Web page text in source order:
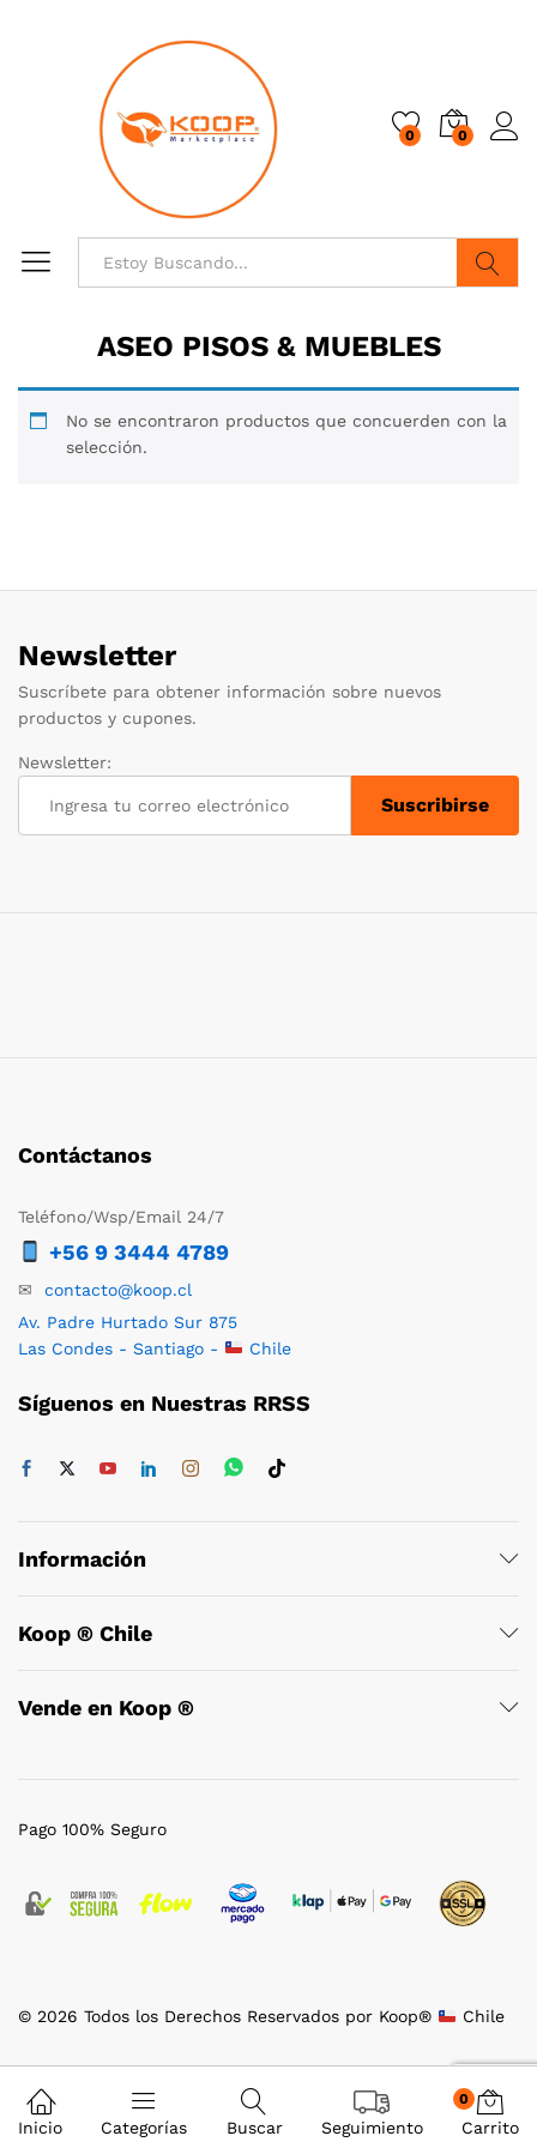
0 0
ASEO PISOS & MUEBLES
No se encontraron productos que concuerden con la
selección.
Newsletter
Suscríbete para obtener información sobre nuevos
productos y cupones.
Newsletter:
Contáctanos
Teléfono/Wsp/Email 24/7
+56 9 3444 4789
✉ contacto@koop.cl
Av. Padre Hurtado Sur 875
Las Condes - Santiago -
Chile
Síguenos en Nuestras RRSS
Información
Koop ® Chile
Vende en Koop ®
© 2026 Todos los Derechos Reservados por Koop® Chile
Pago 100% Seguro
Inicio Categorías Buscar Seguimiento
0
Carrito
Comparar productos